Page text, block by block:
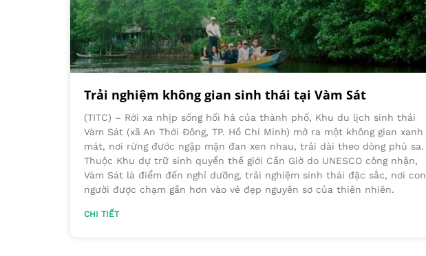
Trải nghiệm không gian sinh thái tại Vàm Sát
(TITC) – Rời xa nhịp sống hối hả của thành phố, Khu du lịch sinh thái
Vàm Sát (xã An Thới Đông, TP. Hồ Chí Minh) mở ra một không gian xanh
mát, nơi rừng đước ngập mặn đan xen nhau, trải dài theo dòng phù sa.
Thuộc Khu dự trữ sinh quyển thế giới Cần Giờ do UNESCO công nhận,
Vàm Sát là điểm đến nghỉ dưỡng, trải nghiệm sinh thái đặc sắc, nơi con
người được chạm gần hơn vào vẻ đẹp nguyên sơ của thiên nhiên.
CHI TIẾT